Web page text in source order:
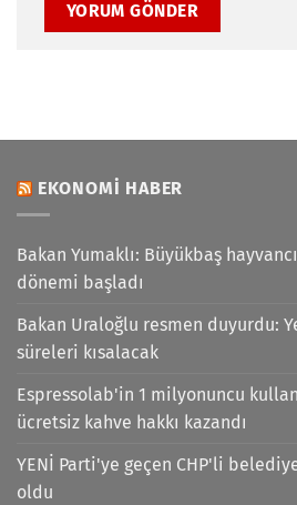
EKONOMI HABER
Bakan Yumaklı: Büyükbaş
dönemi başladı
Bakan Uraloğlu resmen duyurdu:
süreleri kısalacak
Espressolab'in 1 milyonuncu
ücretsiz kahve hakkı kazandı
YENİ Parti'ye geçen CHP'li
oldu